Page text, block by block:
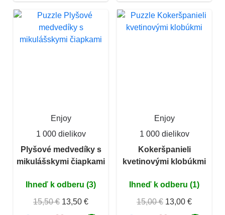
Enjoy
1 000 dielikov
Plyšové medvedíky s
mikulášskymi čiapkami
Ihneď k odberu (3)
15,50 € 13,50 €
Enjoy
1 000 dielikov
Kokeršpanieli
kvetinovými klobúkmi
Ihneď k odberu (1)
15,00 € 13,00 €